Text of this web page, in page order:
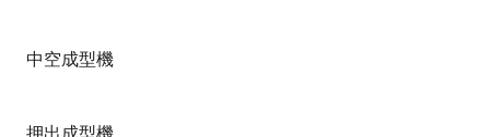
中空成型機